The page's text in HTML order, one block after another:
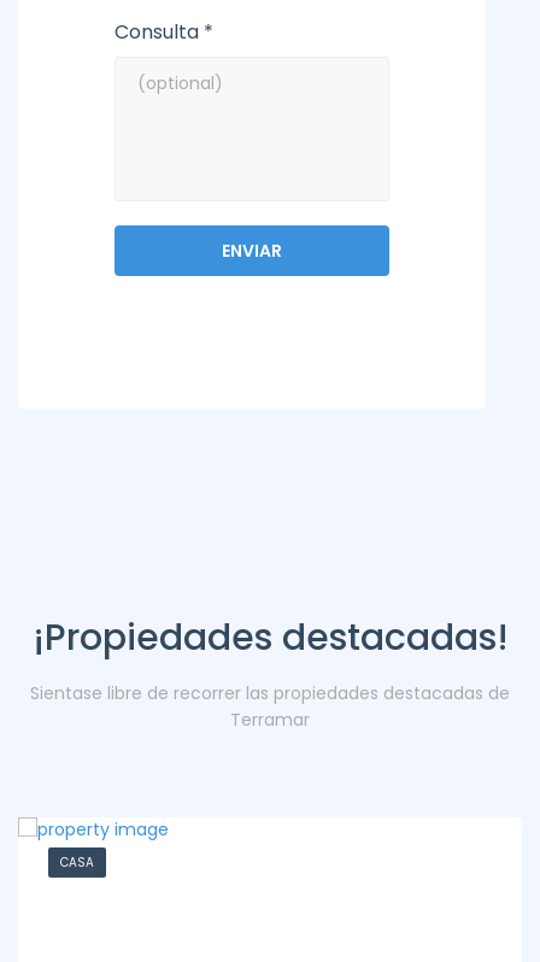
Consulta *
¡Propiedades destacadas!
Sientase libre de recorrer las propiedades destacadas de
Terramar
CASA